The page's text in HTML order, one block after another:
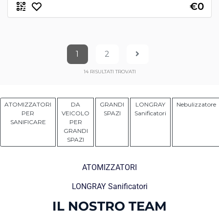
€0
1 2
14RISULTATI TROVATI
ATOMIZZATORI
PER
SANIFICARE
DA
VEICOLO
PER
GRANDI
SPAZI
GRANDI
SPAZI
LONGRAY
Sanificatori
Nebulizzatore
ATOMIZZATORI
LONGRAY Sanificatori
IL NOSTRO TEAM